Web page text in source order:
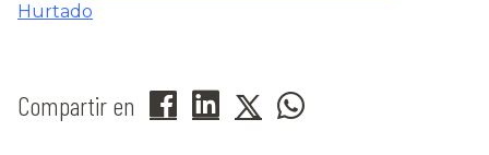
Hurtado
Compartir en